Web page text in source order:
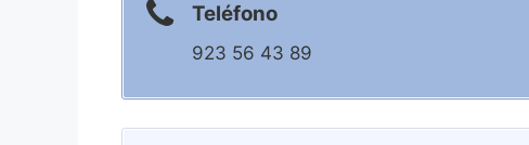
Teléfono
923 56 43 89